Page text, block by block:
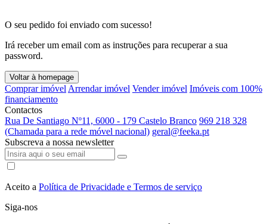
O seu pedido foi enviado com sucesso!
Irá receber um email com as instruções para recuperar a sua
password.
Voltar à homepage
Comprar imóvel Arrendar imóvel Vender imóvel Imóveis com 100%
financiamento
Contactos
Rua De Santiago Nº11, 6000 - 179 Castelo Branco 969 218 328
(Chamada para a rede móvel nacional) geral@feeka.pt
Subscreva a nossa newsletter
Aceito a Política de Privacidade e Termos de serviço
Siga-nos